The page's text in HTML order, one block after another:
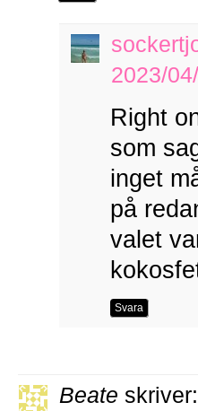
2023/
Right
som
inget
på
valet
Svara
Beate skriver: